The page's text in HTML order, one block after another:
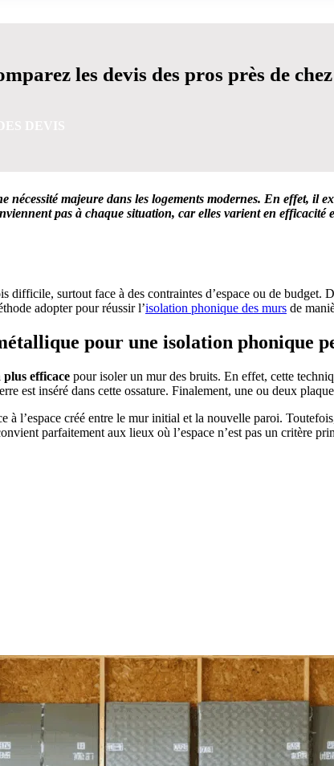
les devis des pros près de
nécessité majeure dans les logements modernes. En effet, il
pas à chaque situation, car elles varient en efficacité
surtout face à des contraintes d’espace ou de budget.
adopter pour réussir l’isolation phonique des murs de
pour une isolation phonique
efficace pour isoler un mur des bruits. En effet, cette
est inséré dans cette ossature. Finalement, une ou deux
à l’espace créé entre le mur initial et la nouvelle paroi.
parfaitement aux lieux où l’espace n’est pas un critère